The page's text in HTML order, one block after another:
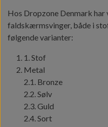
Hos Dropzone Denmark
faldskærmsvinger, både i
følgende varianter:
1. Stof
Metal
2.1. Bronze
2.2. Sølv
2.3. Guld
2.4. Sort